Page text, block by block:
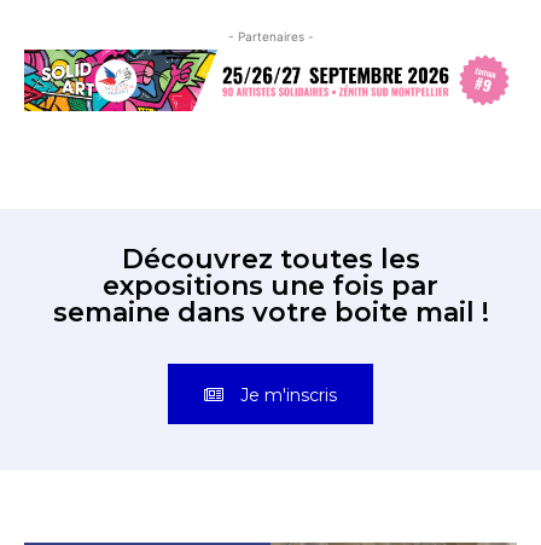
- Partenaires -
Découvrez toutes les
expositions une fois par
semaine dans votre boite mail !
Je m'inscris